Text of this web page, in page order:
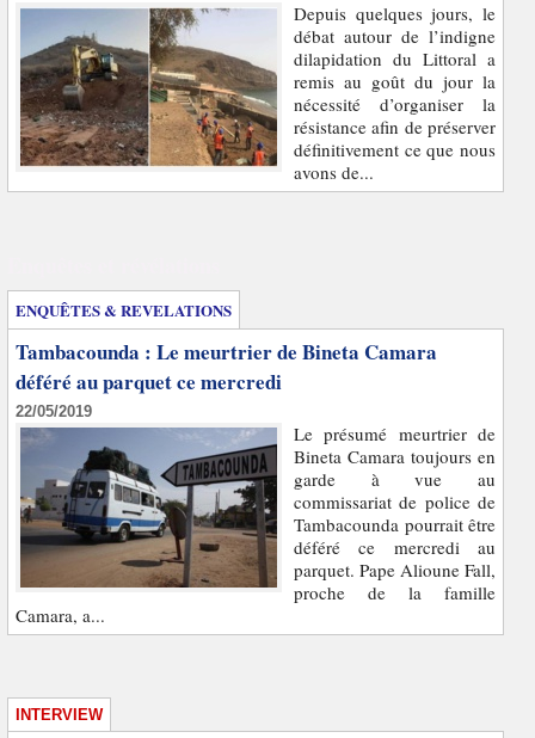
Depuis quelques jours, le
débat autour de l’indigne
dilapidation du Littoral a
remis au goût du jour la
nécessité d’organiser la
résistance afin de préserver
définitivement ce que nous
avons de...
ENQUÊTES & REVELATIONS
Tambacounda : Le meurtrier de Bineta Camara
déféré au parquet ce mercredi
22/05/2019
Le présumé meurtrier de
Bineta Camara toujours en
garde à vue au
commissariat de police de
Tambacounda pourrait être
déféré ce mercredi au
parquet. Pape Alioune Fall,
proche de la famille
Camara, a...
INTERVIEW